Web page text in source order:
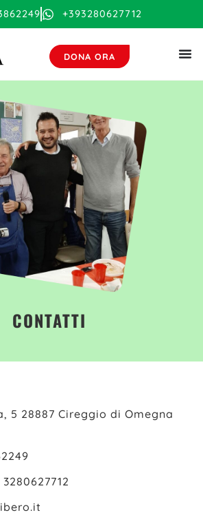
+393280627712
DONA ORA
CONTATTI
5 28887 Cireggio di Omegna